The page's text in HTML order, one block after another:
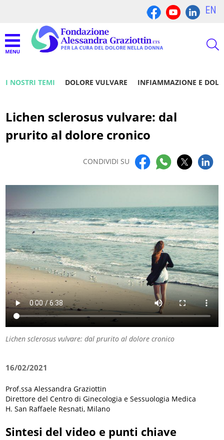
EN
I NOSTRI TEMI DOLORE VULVARE INFIAMMAZIONE E
Lichen sclerosus vulvare: dal
prurito al dolore cronico
CONDIVIDI SU
Lichen sclerosus vulvare: dal prurito al dolore cronico
16/02/2021
Prof.ssa Alessandra Graziottin
Direttore del Centro di Ginecologia e Sessuologia Medica
H. San Raffaele Resnati, Milano
Sintesi del video e punti chiave